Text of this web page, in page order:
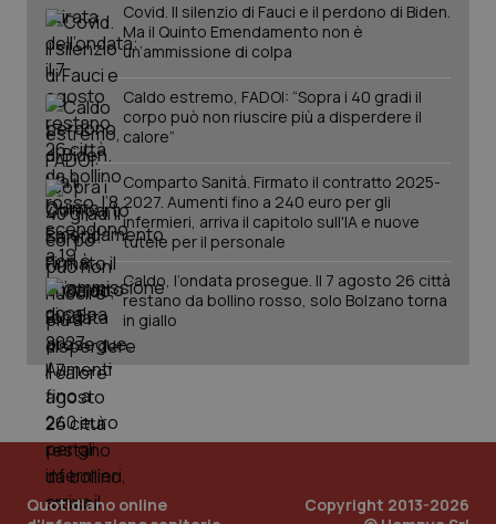
VacciniCovid. Il silenzio di Fauci e il perdono di Biden.
Ma il Quinto Emendamento non è
un’ammissione di colpa
Caldo estremo, FADOI: “Sopra i 40 gradi il
corpo può non riuscire più a disperdere il
calore”
Comparto Sanità. Firmato il contratto 2025-
2027. Aumenti fino a 240 euro per gli
infermieri, arriva il capitolo sull'IA e nuove
tutele per il personale
Caldo, l’ondata prosegue. Il 7 agosto 26 città
restano da bollino rosso, solo Bolzano torna
in giallo
Quotidiano online
Copyright 2013-2026
tracking-sites-ironfish-
tracking-enable
www.quotidianosanita.it
tracking-sites-ironfish-
session-id
_ga